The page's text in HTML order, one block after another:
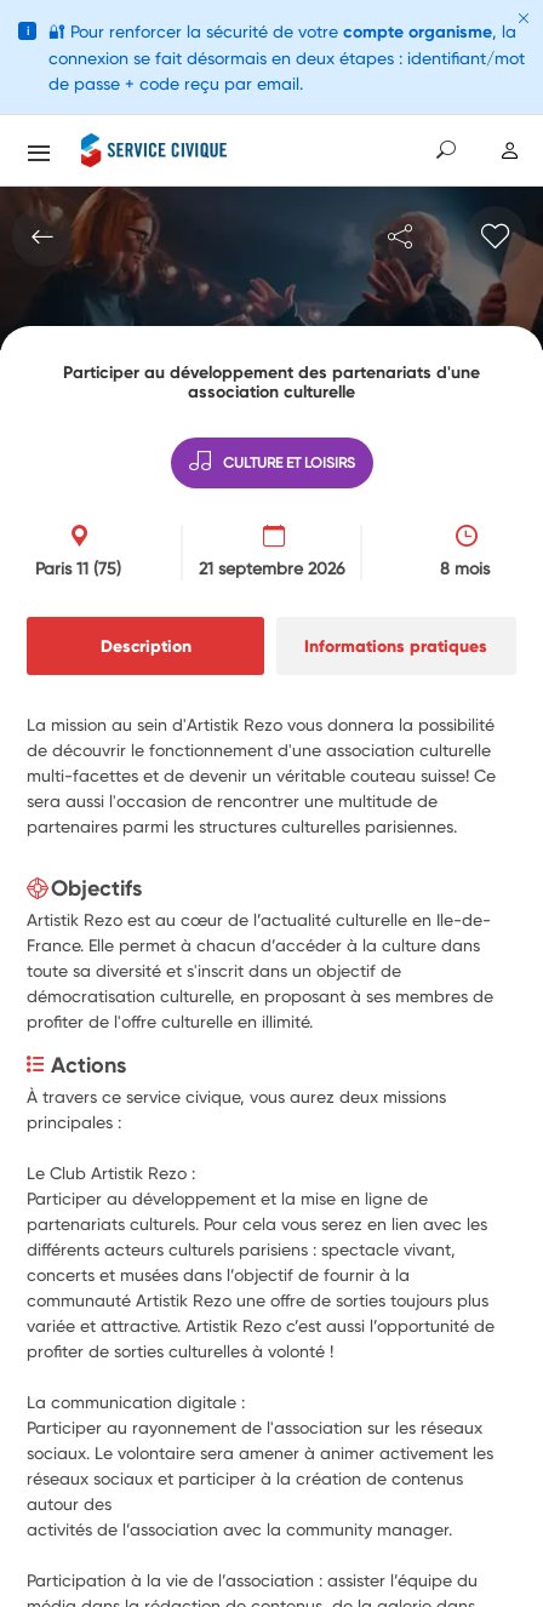
Participer au développement des partenariats d'une
association culturelle
CULTURE ET LOISIRS
Paris 11(75) 21 septembre 2026 8 mois
Description Informations pratiques
La mission au sein d'Artistik Rezo vous donnera la possibilité
de découvrir le fonctionnement d'une association culturelle
multi-facettes et de devenir un véritable couteau suisse! Ce
sera aussi l'occasion de rencontrer une multitude de
partenaires parmi les structures culturelles parisiennes.
Objectifs
Artistik Rezo est au cœur de l’actualité culturelle en Ile-de-
France. Elle permet à chacun d’accéder à la culture dans
toute sa diversité et s'inscrit dans un objectif de
démocratisation culturelle, en proposant à ses membres de
profiter de l'offre culturelle en illimité.
Actions
À travers ce service civique, vous aurez deux missions
Le Club Artistik Rezo :
Participer au développement et la mise en ligne de
partenariats culturels. Pour cela vous serez en lien avec les
différents acteurs culturels parisiens : spectacle vivant,
concerts et musées dans l’objectif de fournir à la
communauté Artistik Rezo une offre de sorties toujours plus
variée et attractive. Artistik Rezo c’est aussi l’opportunité de
profiter de sorties culturelles à volonté !
Participer au rayonnement de l'association sur les réseaux
sociaux. Le volontaire sera amener à animer activement les
réseaux sociaux et participer à la création de contenus
autour des
activités de l’association avec la community manager.
Participation à la vie de l’association : assister l’équipe du
i 🔐 Pour renforcer la sécurité de votre compte organisme, la
connexion se fait désormais en deux étapes : identifiant/mot
de passe + code reçu par email.